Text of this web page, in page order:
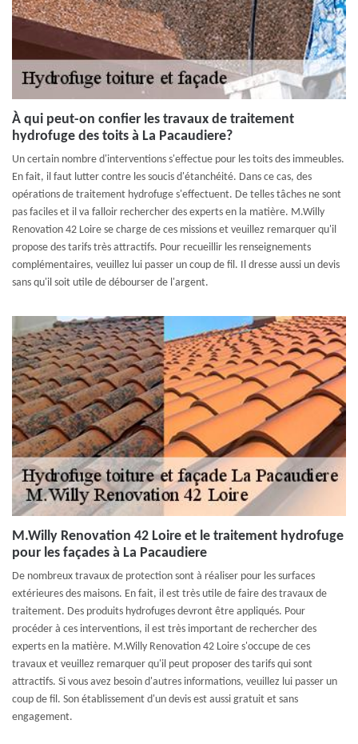
À qui peut-on confier les travaux de traitement
hydrofuge des toits à La Pacaudiere?
Un certain nombre d'interventions s'effectue pour les toits des immeubles.
En fait, il faut lutter contre les soucis d'étanchéité. Dans ce cas, des
opérations de traitement hydrofuge s'effectuent. De telles tâches ne sont
pas faciles et il va falloir rechercher des experts en la matière. M.Willy
Renovation 42 Loire se charge de ces missions et veuillez remarquer qu'il
propose des tarifs très attractifs. Pour recueillir les renseignements
complémentaires, veuillez lui passer un coup de fil. Il dresse aussi un devis
sans qu'il soit utile de débourser de l'argent.
M.Willy Renovation 42 Loire et le traitement hydrofuge
pour les façades à La Pacaudiere
De nombreux travaux de protection sont à réaliser pour les surfaces
extérieures des maisons. En fait, il est très utile de faire des travaux de
traitement. Des produits hydrofuges devront être appliqués. Pour
procéder à ces interventions, il est très important de rechercher des
experts en la matière. M.Willy Renovation 42 Loire s'occupe de ces
travaux et veuillez remarquer qu'il peut proposer des tarifs qui sont
attractifs. Si vous avez besoin d'autres informations, veuillez lui passer un
coup de fil. Son établissement d'un devis est aussi gratuit et sans
engagement.